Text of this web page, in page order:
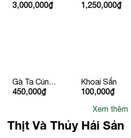
Tháng/Thôi
3,000,000₫
Cúng
1,250,000₫
Gà Ta Cúng
Hấp Sẵn
450,000₫
Khoai Sắn
100,000₫
Xem thêm
Thịt Và Thủy Hải Sản